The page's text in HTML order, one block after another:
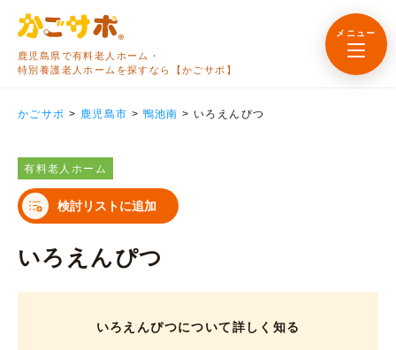
鹿児島県で有料老人ホーム・
特別養護老人ホームを探すなら【かごサポ】
メニュー
かごサポ > 鹿児島市 > 鴨池南 > いろえんぴつ
有料老人ホーム
検討リストに追加
いろえんぴつ
いろえんぴつについて詳しく知る